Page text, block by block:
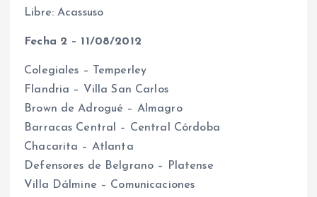
Libre: Acassuso
Fecha 2 – 11/08/2012
Colegiales – Temperley
Flandria – Villa San Carlos
Brown de Adrogué – Almagro
Barracas Central – Central Córdoba
Chacarita – Atlanta
Defensores de Belgrano – Platense
Villa Dálmine – Comunicaciones